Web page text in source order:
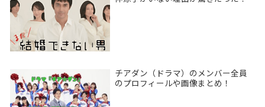
チアダン（ドラマ）のメンバー全員
のプロフィールや画像まとめ！